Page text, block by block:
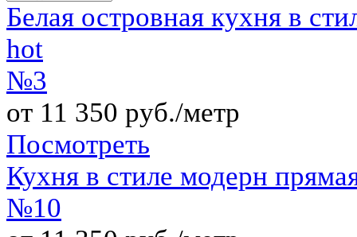
Белая островная кухня в
hot
№3
от 11 350 руб./метр
Посмотреть
Кухня в стиле модерн
№10